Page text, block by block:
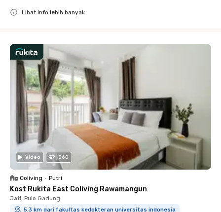
Lihat info lebih banyak
Video 360
Coliving • Putri
Kost Rukita East Coliving Rawamangun
Jati, Pulo Gadung
5.3 km dari fakultas kedokteran universitas indonesia